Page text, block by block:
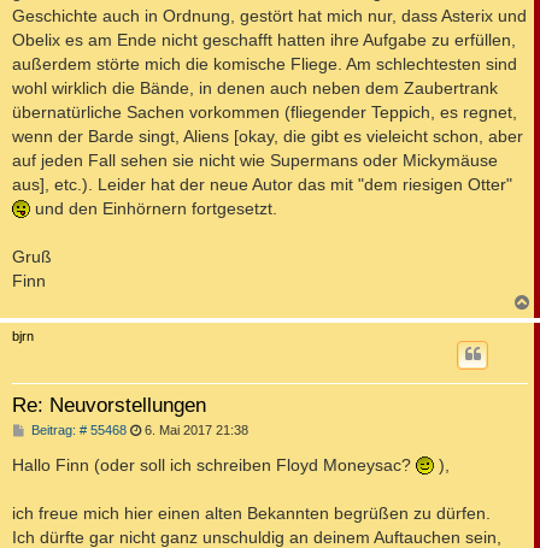
Geschichte auch in Ordnung, gestört hat mich nur, dass Asterix und
Obelix es am Ende nicht geschafft hatten ihre Aufgabe zu erfüllen,
außerdem störte mich die komische Fliege. Am schlechtesten sind
wohl wirklich die Bände, in denen auch neben dem Zaubertrank
übernatürliche Sachen vorkommen (fliegender Teppich, es regnet,
wenn der Barde singt, Aliens [okay, die gibt es vieleicht schon, aber
auf jeden Fall sehen sie nicht wie Supermans oder Mickymäuse
aus], etc.). Leider hat der neue Autor das mit "dem riesigen Otter"
und den Einhörnern fortgesetzt.
Gruß
Finn
a
bjrn
Re: Neuvorstellungen
Beitrag: # 55468B
i
t
a
g
6. Mai 2017 21:38
Hallo Finn (oder soll ich schreiben Floyd Moneysac? ),
ich freue mich hier einen alten Bekannten begrüßen zu dürfen.
Ich dürfte gar nicht ganz unschuldig an deinem Auftauchen sein,